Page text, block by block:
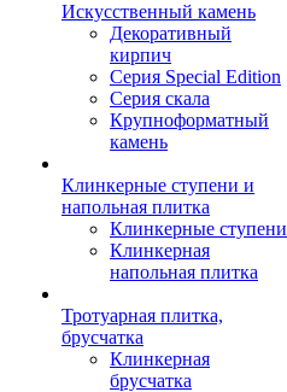
Искусственный камень
Декоративный
кирпич
Серия Special Edition
Серия скала
Крупноформатный
камень
Клинкерные ступени и
напольная плитка
Клинкерные ступени
Клинкерная
напольная плитка
Тротуарная плитка,
брусчатка
Клинкерная
брусчатка